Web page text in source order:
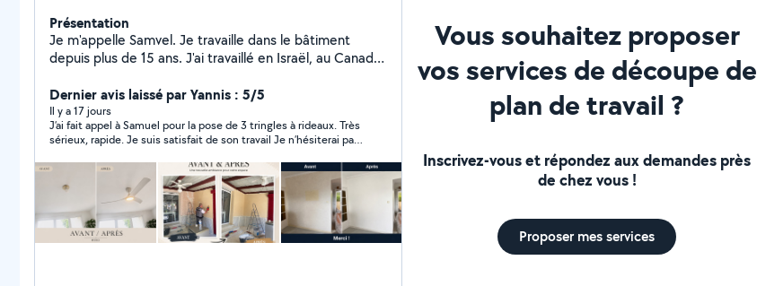
Présentation
Je m'appelle Samvel. Je travaille dans le bâtiment
depuis plus de 15 ans. J'ai travaillé en Israël, au Canada
travaux de construction à l'intérieur de la maison. Je
répare tous types de sols : stratifié, carrelage, linoléum,
peinture, plâtrerie, plomberie, cloisons sèches,
charpentes métalliques, installation de meubles et
installation de salles de bains. Je garantis la qualité de
mon travail. À bientôt.
Dernier avis laissé par Yannis : 5/5
Il y a 17 jours
J’ai fait appel à Samuel pour la pose de 3 tringles à rideaux. Très
sérieux, rapide. Je suis satisfait de son travail Je n’hésiterai pas
Vous souhaitez proposer
vos services de découpe de
plan de travail ?
Inscrivez-vous et répondez aux demandes près
de chez vous !
Proposer mes services